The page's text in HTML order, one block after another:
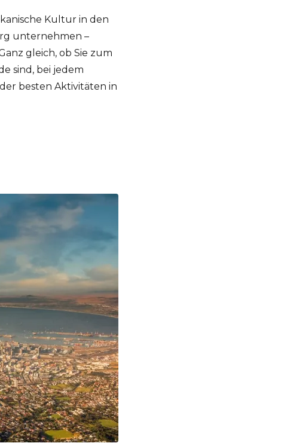
Kultur in den
unternehmen –
gleich, ob Sie zum
sind, bei jedem
besten Aktivitäten in